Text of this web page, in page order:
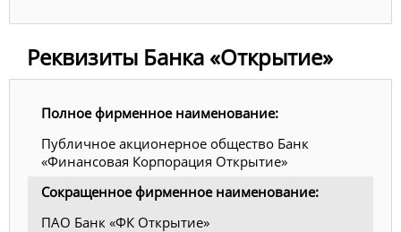
Реквизиты Банка «Открытие»
Полное фирменное наименование:
Публичное акционерное общество Банк
«Финансовая Корпорация Открытие»
Сокращенное фирменное наименование:
ПАО Банк «ФК Открытие»